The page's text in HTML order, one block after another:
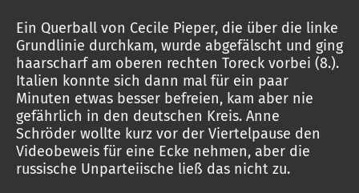
Ein Querball von Cecile Pieper, die über die linke
Grundlinie durchkam, wurde abgefälscht und ging
haarscharf am oberen rechten Toreck vorbei (8.).
Italien konnte sich dann mal für ein paar
Minuten etwas besser befreien, kam aber nie
gefährlich in den deutschen Kreis. Anne
Schröder wollte kurz vor der Viertelpause den
Videobeweis für eine Ecke nehmen, aber die
russische Unparteiische ließ das nicht zu.